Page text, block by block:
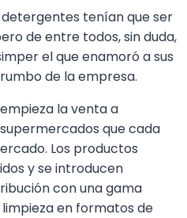
tenían que ser
de entre todos, sin duda,
el que enamoró a sus
de la empresa.
la venta a
que cada
Los productos
y se introducen
con una gama
en formatos de